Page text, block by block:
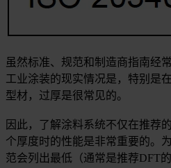
虽然标准、规范和制造商指南经
工业涂装的现实情况是，特别是
型材，过厚是很常见的。
因此，了解涂料系统不仅在推荐
个厚度时的性能是非常重要的。
范会列出最低（通常是推荐DFT